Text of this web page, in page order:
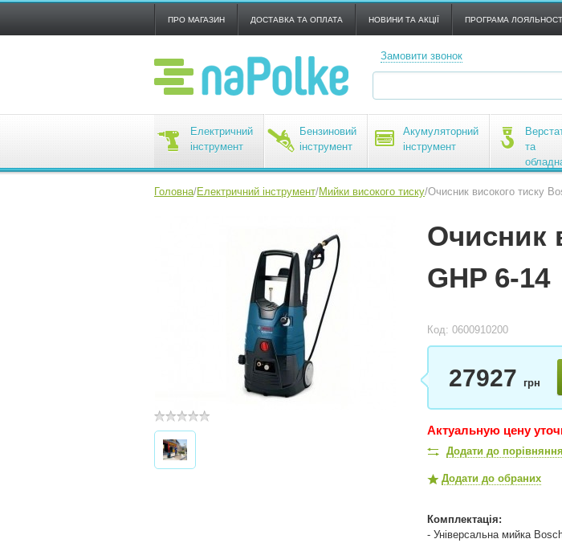
ПРО МАГАЗИН ДОСТАВКА ТА ОПЛАТА НОВИНИ ТА АКЦІЇ ПРОГРАМА
Замовити звонок
Електричний
інструмент
Бензиновий
інструмент
Акумуляторний
інструмент
та
Головна/Електричний інструмент/Мийки високого тиску/Очисник високого тиску
Очисник
GHP 6-14
Код: 0600910200
27927 грн
Актуальную цену
Додати до порівняння
Додати до обраних
Комплектація:
- Універсальна мийка